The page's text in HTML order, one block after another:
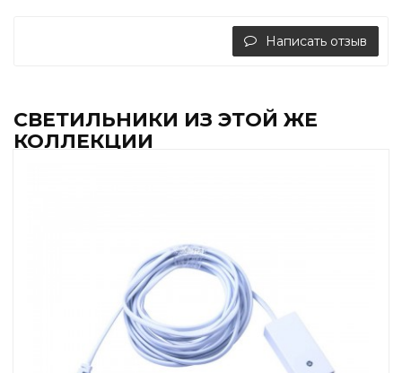
Написать отзыв
СВЕТИЛЬНИКИ ИЗ ЭТОЙ ЖЕ
КОЛЛЕКЦИИ